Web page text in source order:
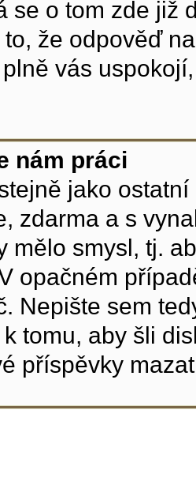
se o tom zde již
že odpověď
vás
nám práci
jako
zdarma a s
mělo smysl, tj.
opačném
Nepište sem
tomu, aby šli
příspěvky